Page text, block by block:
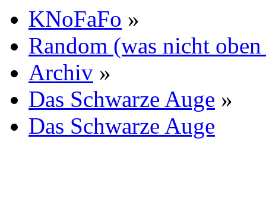
KNoFaFo »
Random (was nicht
Archiv »
Das Schwarze Auge »
Das Schwarze Auge